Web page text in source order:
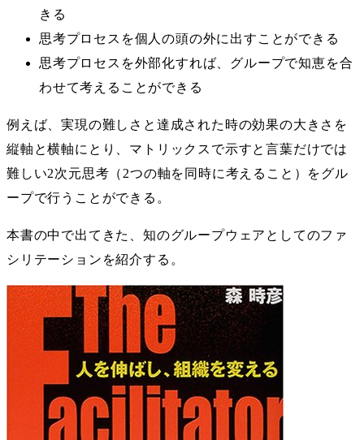
きる
思考プロセスを個人の頭の外に出すことができる
思考プロセスを外部化すれば、グループで知恵を合
わせて考えることができる
例えば、実現の難しさと達成された時の効果の大きさを
縦軸と横軸にとり、マトリックスで示すと言葉だけでは
難しい2次元思考（2つの軸を同時に考えること）をグル
ープで行うことができる。
本書の中で出てきた、知のグループウェアとしてのファ
シリテーションを紹介する。